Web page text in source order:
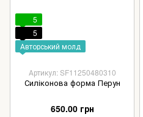
5
5
Авторський молд
Артикул: SF11250480310
Силіконова форма Перун
650.00 грн